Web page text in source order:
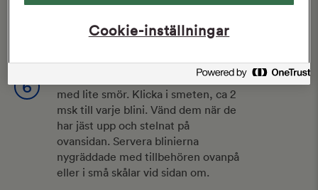
Vispa äggvitorna till hårt skum och
vänd ner skummet i smeten.
6
Hetta upp ett plättjärn eller blinijärn
med lite smör. Klicka i smeten, ca 2
msk till varje blini. Vänd dem när de
har jäst upp och stelnat på
ovansidan. Servera blinierna
nygräddade med tillbehören ovanpå
eller i små skålar vid sidan om.
Cookie-inställningar